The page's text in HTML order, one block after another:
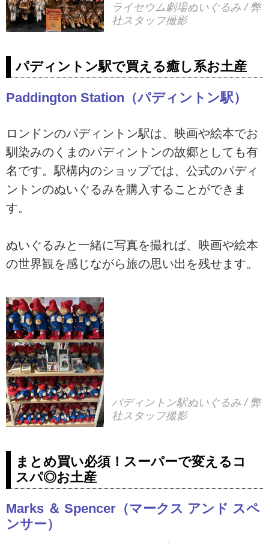
ライセウム劇場ぬいぐるみ / 弊
社スタッフ撮影
パディントン駅で買える癒し系お土産
Paddington Station（パディントン駅）
ロンドンのパディントン駅は、映画や絵本でお
馴染みのくまのパディントンの故郷としても有
名です。駅構内のショップでは、公式のパディ
ントンのぬいぐるみを購入することができま
す。
ぬいぐるみと一緒に写真を撮れば、映画や絵本
の世界観を感じながら旅の思い出を残せます。
パディントン駅ぬいぐるみ / 弊
社スタッフ撮影
まとめ買い必須！スーパーで変えるコ
スパ◎お土産
Marks ＆ Spencer（マークス アンド スペ
ンサー）